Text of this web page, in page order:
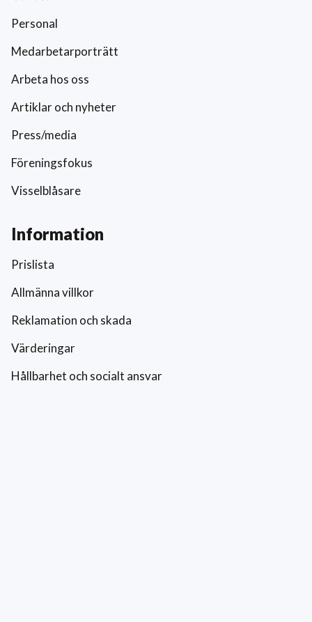
Personal
Medarbetarporträtt
Arbeta hos oss
Artiklar och nyheter
Press/media
Föreningsfokus
Visselblåsare
Information
Prislista
Allmänna villkor
Reklamation och skada
Värderingar
Hållbarhet och socialt ansvar